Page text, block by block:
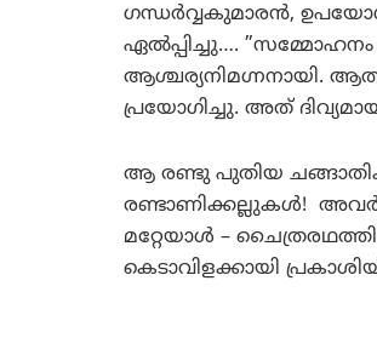
ഗന്ധര്‍വ്വകുമാരന്‍,
ഏല്‍പ്പിച്ചു….
ആശ്ചര്യനിമഗ്നനായി.
പ്രയോഗിച്ചു. അത്
ആ രണ്ടു പുതിയ
രണ്ടാണിക്കല്ലുകള്‍! അവര്‍
മറ്റേയാള്‍ –
കെടാവിളക്കായി